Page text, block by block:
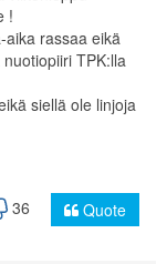
!
aika rassaa eikä
TPK:lla
siellä ole linjoja
36 Quote